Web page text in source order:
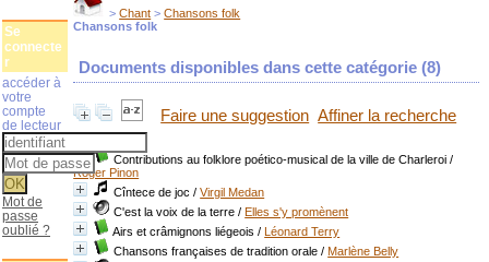
>Chant >Chansons folk
Chansons folk
Documents disponibles dans cette catégorie (8)
Faire une suggestion Affiner la recherche
Contributions au folklore poético-musical de la ville de Charleroi /
Roger Pinon
Cîntece de joc /Virgil Medan
C'est la voix de la terre /Elles s'y promènent
Airs et crâmignons liégeois /Léonard Terry
Chansons françaises de tradition orale /Marlène Belly
Se
connecte
r
accéder à
votre
compte
de lecteur
Mot de
passe
oublié ?